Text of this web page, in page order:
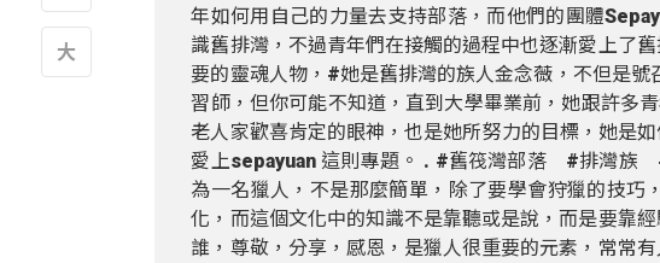
年如何用自己的力量去支持部落，而他們的團體
識舊排灣，不過青年們在接觸的過程中也逐漸愛上了
要的靈魂人物，#她是舊排灣的族人金念薇，不但是
習師，但你可能不知道，直到大學畢業前，她跟許多
老人家歡喜肯定的眼神，也是她所努力的目標，她是
愛上sepayuan 這則專題。 . #舊筏灣部落 #排灣族
為一名獵人，不是那麼簡單，除了要學會狩獵的技
化，而這個文化中的知識不是靠聽或是說，而是要靠
誰，尊敬，分享，感恩，是獵人很重要的元素，常常